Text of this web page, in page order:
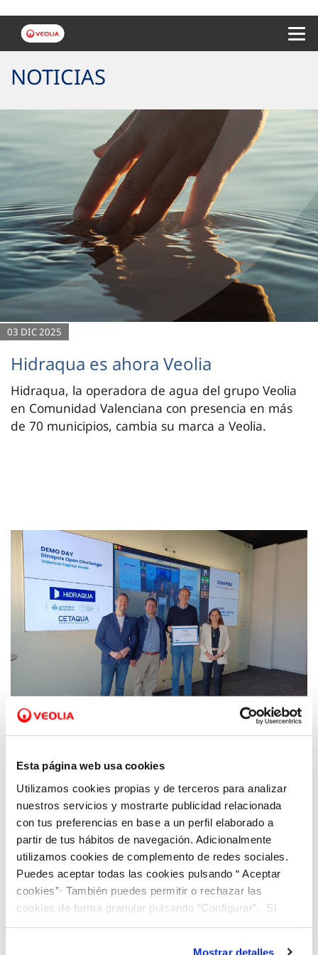
Esta página web usa cookies
Utilizamos cookies propias y de terceros para analizar
nuestros servicios y mostrarte publicidad relacionada
con tus preferencias en base a un perfil elaborado a
partir de tus hábitos de navegación. Adicionalmente
utilizamos cookies de complemento de redes sociales.
Puedes aceptar todas las cookies pulsando “ Aceptar
cookies”· También puedes permitir o rechazar las
cookies de forma granular pulsando “Configurar”. Si
Mostrar detalles
NOTICIAS
03 DIC 2025
Hidraqua es ahora Veolia
Hidraqua, la operadora de agua del grupo Veolia
en Comunidad Valenciana con presencia en más
de 70 municipios, cambia su marca a Veolia.
08 ABR 2025
Dinapsis Open Challenge València Capital
Verde